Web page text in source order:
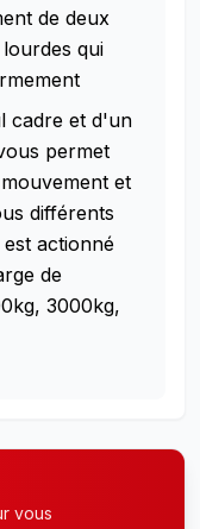
de deux
qui
cadre et d'un
permet
et
différents
actionné
de
3000kg,
vous